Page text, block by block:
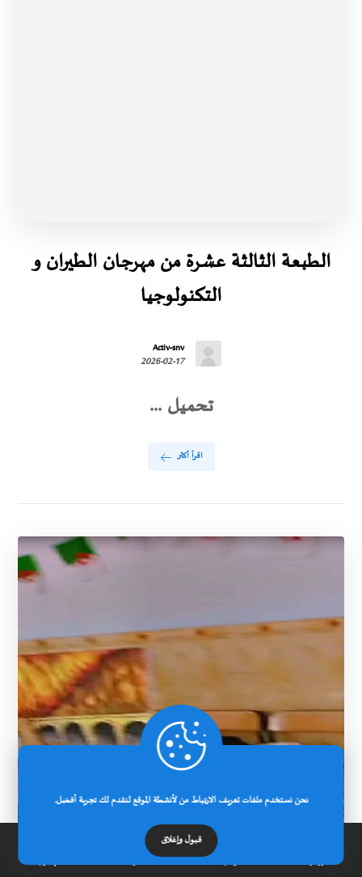
الطبعة الثالثة عشرة من مهرجان الطيران و
التكنولوجيا
Activ-snv
2026-02-17
تحميل ...
اقرأ أكثر
الرئيسية عن الجامعة مدونة إتصل بنا
نحن نستخدم ملفات تعريف الارتباط من لأنشطة الموقع لنقدم لك تجربة أفضل.
قبول وإغلاق